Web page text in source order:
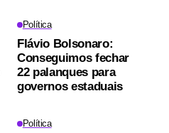
Política
Flávio Bolsonaro:
Conseguimos fechar
22 palanques para
governos estaduais
Política